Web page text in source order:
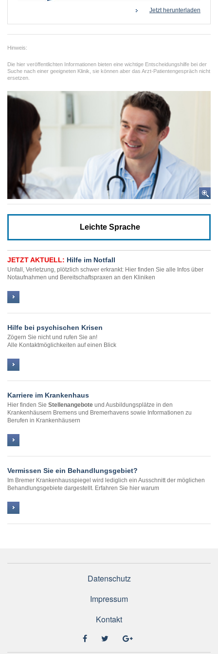
Jetzt herunterladen
Hinweis:
Die hier veröffentlichten Informationen bieten eine wichtige Entscheidungshilfe bei der
Suche nach einer geeigneten Klinik, sie können aber das Arzt-Patientengespräch nicht
ersetzen.
Leichte Sprache
JETZT AKTUELL: Hilfe im Notfall
Unfall, Verletzung, plötzlich schwer erkrankt: Hier finden Sie alle Infos über
Notaufnahmen und Bereitschaftspraxen an den Kliniken
Hilfe bei psychischen Krisen
Zögern Sie nicht und rufen Sie an!
Alle Kontaktmöglichkeiten auf einen Blick
Karriere im Krankenhaus
Hier finden Sie Stellenangebote und Ausbildungsplätze in den
Krankenhäusern Bremens und Bremerhavens sowie Informationen zu
Berufen in Krankenhäusern
Vermissen Sie ein Behandlungsgebiet?
Im Bremer Krankenhausspiegel wird lediglich ein Ausschnitt der möglichen
Behandlungsgebiete dargestellt. Erfahren Sie hier warum
Datenschutz
Impressum
Kontakt
EXTERNE MEDIEN
Um Inhalte von Videoplattformen und Social Media
Vimeo